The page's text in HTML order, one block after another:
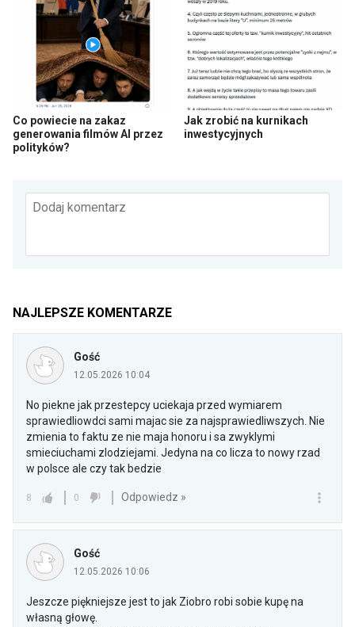
Co powiecie na zakaz
generowania filmów AI przez
polityków?
Jak zrobić na kurnikach
inwestycyjnych
Dodaj komentarz
NAJLEPSZE KOMENTARZE
Gość
12.05.2026 10:04
No piekne jak przestepcy uciekaja przed wymiarem
sprawiedliowdci sami majac sie za najsprawiedliwszych. Nie
zmienia to faktu ze nie maja honoru i sa zwyklymi
smieciuchami zlodziejami. Jedyna na co licza to nowy rzad
w polsce ale czy tak bedzie
8 0 Odpowiedz »
Gość
12.05.2026 10:06
Jeszcze piękniejsze jest to jak Ziobro robi sobie kupę na
własną głowę.